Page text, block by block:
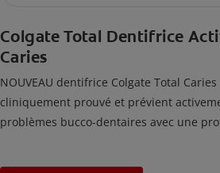
Colgate Total Dentifrice
Caries
NOUVEAU dentifrice Colgate Total
cliniquement prouvé et prévient
problèmes bucco-dentaires avec une